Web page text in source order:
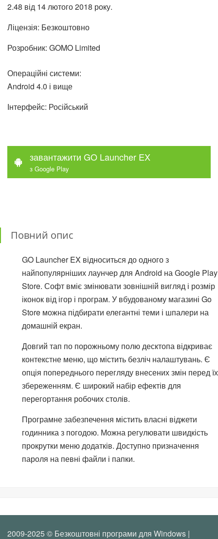
2.48 від 14 лютого 2018 року.
Ліцензія: Безкоштовно
Розробник: GOMO Limited
Операційні системи:
Android 4.0 і вище
Інтерфейс: Російський
завантажити GO Launcher EX
з Google Play
Повний опис
GO Launcher EX відноситься до одного з
найпопулярніших лаунчер для Android на Google Play
Store. Софт вміє змінювати зовнішній вигляд і розмір
іконок від ігор і програм. У вбудованому магазині Go
Store можна підбирати елегантні теми і шпалери на
домашній екран.
Довгий тап по порожньому полю десктопа відкриває
контекстне меню, що містить безліч налаштувань. Є
опція попереднього перегляду внесених змін перед їх
збереженням. Є широкий набір ефектів для
перегортання робочих столів.
Програмне забезпечення містить власні віджети
годинника з погодою. Можна регулювати швидкість
прокрутки меню додатків. Доступно призначення
пароля на певні файли і папки.
2009-2025 © Безкоштовні програми для Windows |